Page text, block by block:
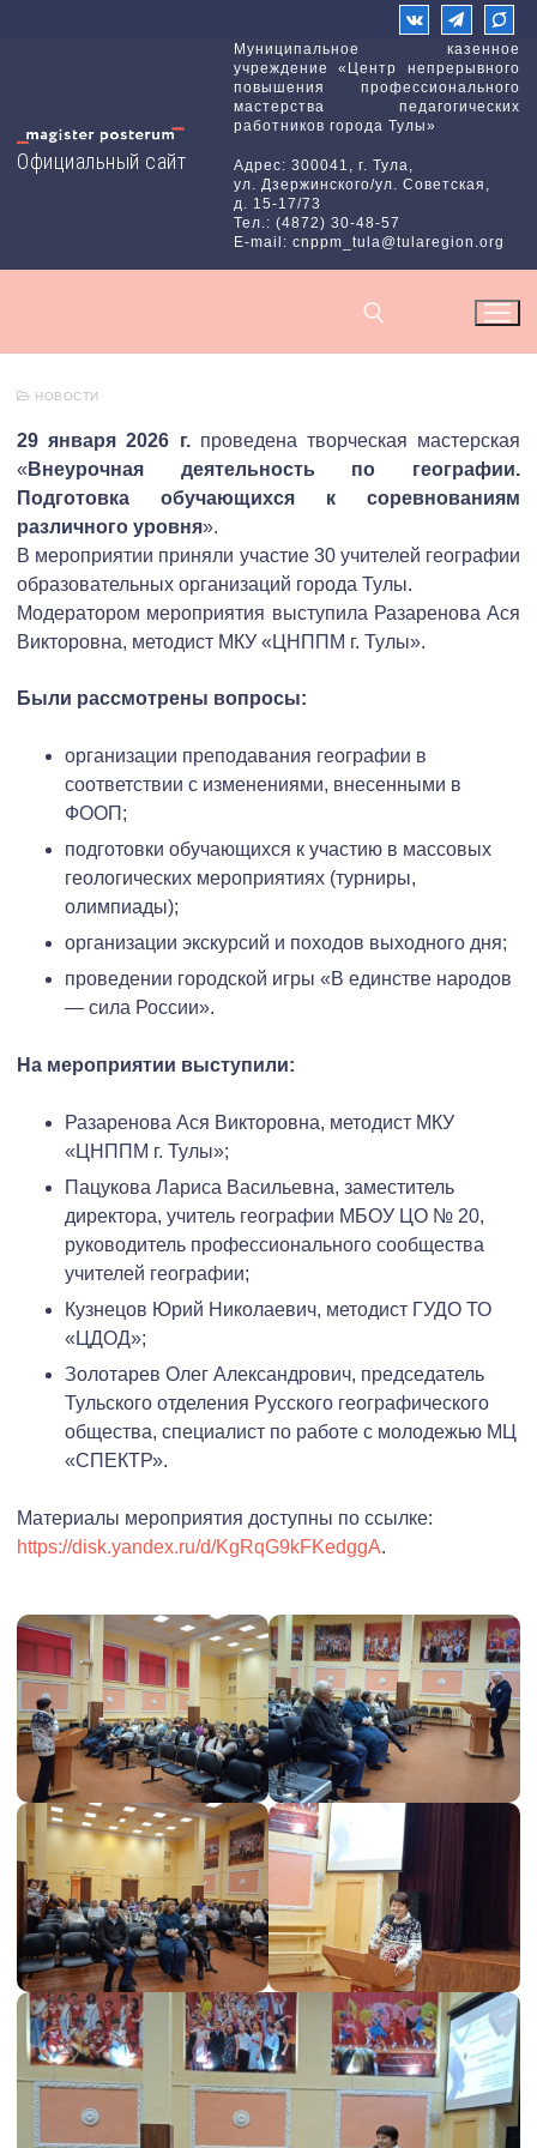
Официальный сайт
Муниципальное казенное
учреждение «Центр непрерывного
повышения профессионального
мастерства педагогических
работников города Тулы»
Адрес: 300041, г. Тула,
ул. Дзержинского/ул. Советская,
д. 15-17/73
Тел.: (4872) 30-48-57
E-mail: cnppm_tula@tularegion.org
НОВОСТИ
29 января 2026 г.проведена творческая мастерская
« Внеурочная деятельность по географии.
Подготовка обучающихся к соревнованиям
различного уровня».
В мероприятии приняли участие 30 учителей географии
образовательных организаций города Тулы.
Модератором мероприятия выступила Разаренова Ася
Викторовна, методист МКУ «ЦНППМ г. Тулы».
Были рассмотрены вопросы:
организации преподавания географии в
соответствии с изменениями, внесенными в
ФООП;
подготовки обучающихся к участию в массовых
геологических мероприятиях (турниры,
олимпиады);
организации экскурсий и походов выходного дня;
проведении городской игры «В единстве народов
— сила России».
На мероприятии выступили:
Разаренова Ася Викторовна, методист МКУ
«ЦНППМ г. Тулы»;
Пацукова Лариса Васильевна, заместитель
директора, учитель географии МБОУ ЦО № 20,
руководитель профессионального сообщества
учителей географии;
Кузнецов Юрий Николаевич, методист ГУДО ТО
«ЦДОД»;
Золотарев Олег Александрович, председатель
Тульского отделения Русского географического
общества, специалист по работе с молодежью МЦ
«СПЕКТР».
Материалы мероприятия доступны по ссылке:
https://disk.yandex.ru/d/KgRqG9kFKedggA.